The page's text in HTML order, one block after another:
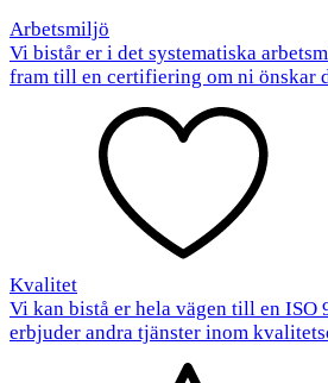
Arbetsmiljö
Vi bistår er i det systematiska
fram till en certifiering om ni önskar
Kvalitet
Vi kan bistå er hela vägen till en
erbjuder andra tjänster inom